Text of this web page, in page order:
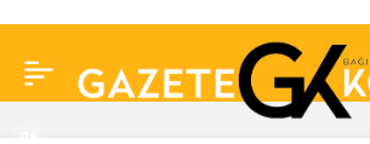
döndü! Arda Güler ve